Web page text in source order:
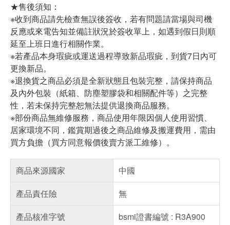
★售後須知：
※收到商品請先檢查無誤後簽收，若有問題請當場與司機
反應或來電告知並備註狀況於簽收單上，如遇到假日則順
延至上班日進行相關作業。
※若產品本身瑕疵或運送過程導致新品瑕疵，到貨7日內可
更換新品。
※退換貨之商品必須是全新狀態且包裝完整，請保持商品
及內外包裝（紙箱、防塵塑膠袋和相關配件等）之完整
性，若未保持完整恕無法提供退換商品服務。
※部份商品無維修服務，商品使用年限因個人使用習慣、
居家環境不同，鑑賞期過後之商品維修及搬運費用，需由
買方負擔（買方同意報價後賣方派工維修）。
商品來源國家
中國
產品責任險
無
產品核准字號
bsmi證書編號 : R3A900